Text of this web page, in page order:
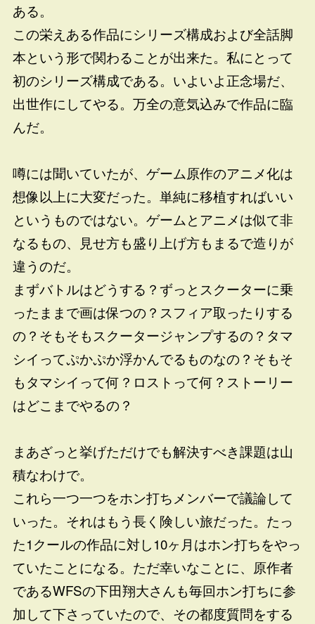
ある。
この栄えある作品にシリーズ構成および全話脚
本という形で関わることが出来た。私にとって
初のシリーズ構成である。いよいよ正念場だ、
出世作にしてやる。万全の意気込みで作品に臨
んだ。
噂には聞いていたが、ゲーム原作のアニメ化は
想像以上に大変だった。単純に移植すればいい
というものではない。ゲームとアニメは似て非
なるもの、見せ方も盛り上げ方もまるで造りが
違うのだ。
まずバトルはどうする？ずっとスクーターに乗
ったままで画は保つの？スフィア取ったりする
の？そもそもスクータージャンプするの？タマ
シイってぷかぷか浮かんでるものなの？そもそ
もタマシイって何？ロストって何？ストーリー
はどこまでやるの？
まあざっと挙げただけでも解決すべき課題は山
積なわけで。
これら一つ一つをホン打ちメンバーで議論して
いった。それはもう長く険しい旅だった。たっ
た1クールの作品に対し10ヶ月はホン打ちをやっ
ていたことになる。ただ幸いなことに、原作者
であるWFSの下田翔大さんも毎回ホン打ちに参
加して下さっていたので、その都度質問をする